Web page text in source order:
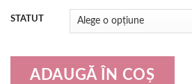
STATUT
ADAUGĂ ÎN COȘ